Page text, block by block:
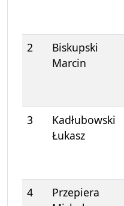
2
Biskupski
Marcin
3
Kadłubowski
Łukasz
4
Przepiera